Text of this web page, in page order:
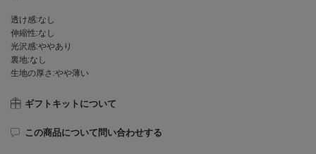
透け感:なし
伸縮性:なし
光沢感:ややあり
裏地:なし
生地の厚さ:やや薄い
ギフトキットについて
この商品について問い合わせする